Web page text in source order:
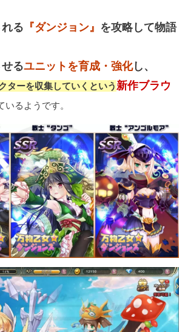
る 『ダンジョン』 を攻略して物語
るユニットを育成・強化し、
ターを収集していくという 新作ブラウ
いるようです。